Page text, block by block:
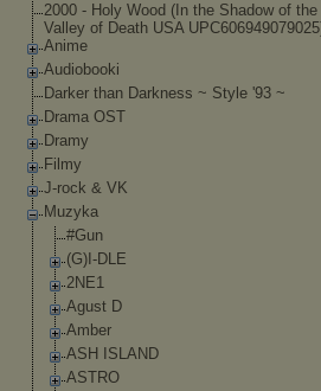
2000 - Holy Wood (In the Shadow of the
Valley of Death USA
Anime
Audiobooki
Darker than Darkness ~ Style '93 ~
Drama OST
Dramy
Filmy
J-rock & VK
Muzyka
#Gun
(G)I-DLE
2NE1
Agust D
Amber
ASH ISLAND
ASTRO